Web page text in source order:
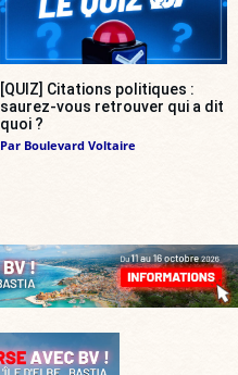
[QUIZ] Citations politiques :
saurez-vous retrouver qui a dit
quoi ?
Par Boulevard Voltaire